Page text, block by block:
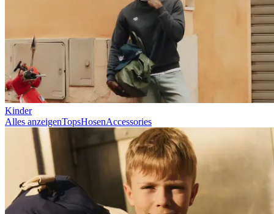
Kinder
Alles anzeigenTopsHosenAccessories